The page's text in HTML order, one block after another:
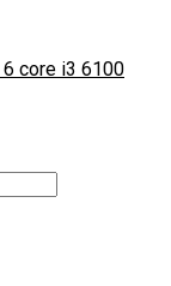
6 core i3 6100